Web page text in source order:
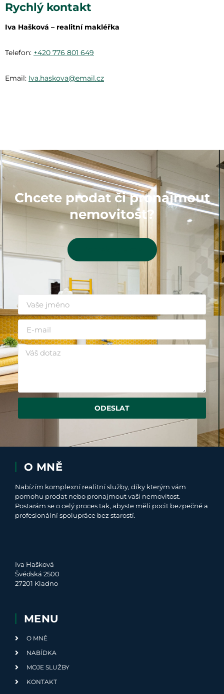
Rychlý kontakt
Iva Hašková – realitní makléřka
Telefon: +420 776 801 649
Email: Iva.haskova@email.cz
Chcete prodat či pronajmout
nemovitost?
ODESLAT
O MNĚ
Nabízím komplexní realitní služby, díky kterým vám
pomohu prodat nebo pronajmout vaši nemovitost.
Postarám se o celý proces tak, abyste měli pocit bezpečné a
profesionální spolupráce bez starostí.
Iva Hašková
Švédská 2500
27201 Kladno
MENU
O MNĚ
NABÍDKA
MOJE SLUŽBY
KONTAKT